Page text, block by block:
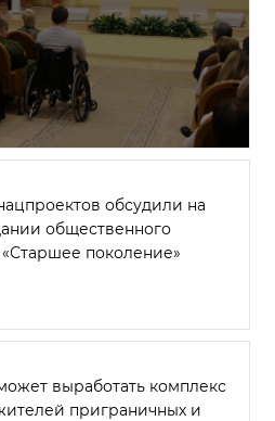
обсудили на
общественного
поколение»
выработать комплекс
приграничных и